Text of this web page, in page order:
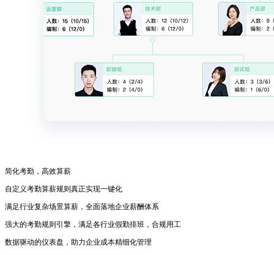
简化考勤，高效算薪
自定义考勤算薪规则真正实现一键化
满足行业复杂场景算薪，全面落地企业薪酬体系
强大的考勤规则引擎，满足各行业假勤排班，合规用工
数据驱动的仪表盘，助力企业成本精细化管理